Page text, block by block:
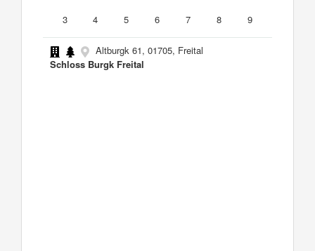
3
4 5 6 7 8 9
Altburgk 61, 01705, Freital
Schloss Burgk Freital